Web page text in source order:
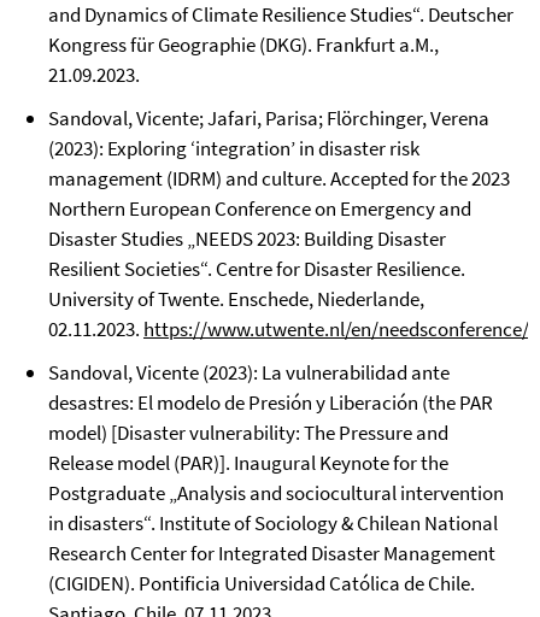
and Dynamics of Climate Resilience Studies“. Deutscher
Kongress für Geographie (DKG). Frankfurt a.M.,
21.09.2023.
Sandoval, Vicente; Jafari, Parisa; Flörchinger, Verena
(2023): Exploring ‘integration’ in disaster risk
management (IDRM) and culture. Accepted for the 2023
Northern European Conference on Emergency and
Disaster Studies „NEEDS 2023: Building Disaster
Resilient Societies“. Centre for Disaster Resilience.
University of Twente. Enschede, Niederlande,
02.11.2023. https://www.utwente.nl/en/needsconference/
Sandoval, Vicente (2023): La vulnerabilidad ante
desastres: El modelo de Presión y Liberación (the PAR
model) [Disaster vulnerability: The Pressure and
Release model (PAR)]. Inaugural Keynote for the
Postgraduate „Analysis and sociocultural intervention
in disasters“. Institute of Sociology & Chilean National
Research Center for Integrated Disaster Management
(CIGIDEN). Pontificia Universidad Católica de Chile.